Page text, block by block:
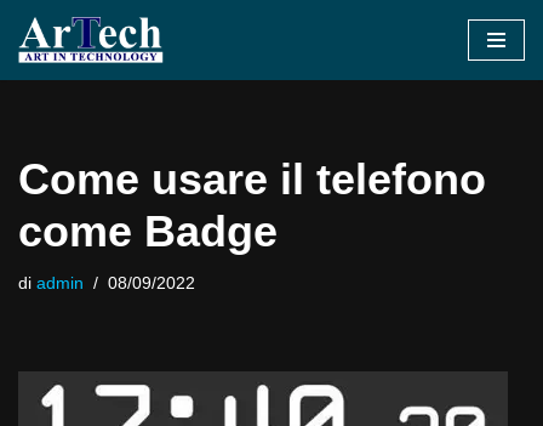
Vai
Come usare il telefono
come Badge
di admin 08/09/2022